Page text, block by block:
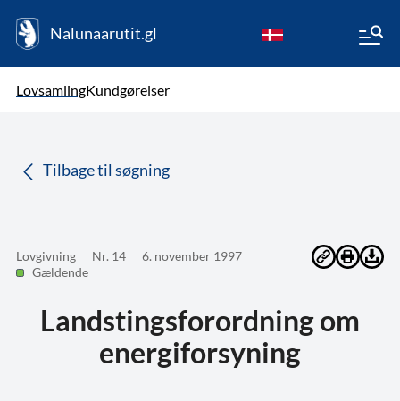
Nalunaarutit.gl
LovsamlingKundgørelser
Tilbage til søgning
Lovgivning Nr. 14
6. november 1997
Gældende
Landstingsforordning om
energiforsyning